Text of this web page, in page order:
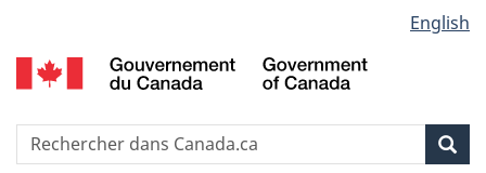
au
contenu
propos
de
la
HTML
simplifiée
selection
English
Recherche